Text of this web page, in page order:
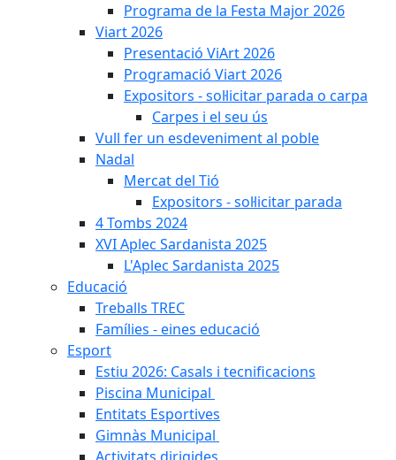
Programa de la Festa Major 2026
Viart 2026
Presentació ViArt 2026
Programació Viart 2026
Expositors - sol·licitar parada o carpa
Carpes i el seu ús
Vull fer un esdeveniment al poble
Nadal
Mercat del Tió
Expositors - sol·licitar parada
4 Tombs 2024
XVI Aplec Sardanista 2025
L'Aplec Sardanista 2025
Educació
Treballs TREC
Famílies - eines educació
Esport
Estiu 2026: Casals i tecnificacions
Piscina Municipal
Entitats Esportives
Gimnàs Municipal